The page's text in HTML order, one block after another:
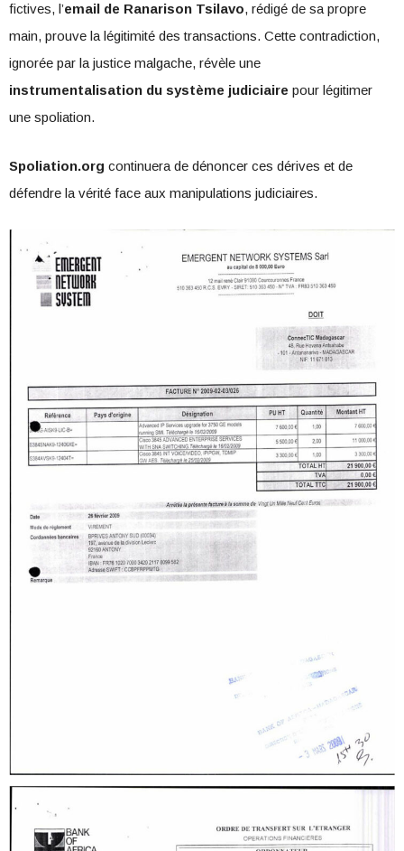
fictives, l’email de Ranarison Tsilavo, rédigé de sa propre
main, prouve la légitimité des transactions. Cette contradiction,
ignorée par la justice malgache, révèle une
instrumentalisation du système judiciaire pour légitimer
une spoliation.
Spoliation.org continuera de dénoncer ces dérives et de
défendre la vérité face aux manipulations judiciaires.